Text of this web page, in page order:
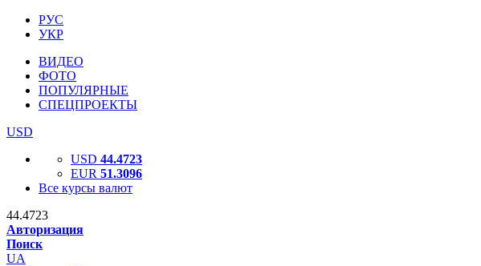
РУС
УКР
ВИДЕО
ФОТО
ПОПУЛЯРНЫЕ
СПЕЦПРОЕКТЫ
USD
USD 44.4723
EUR 51.3096
Все курсы валют
44.4723
Авторизация
Поиск
UA